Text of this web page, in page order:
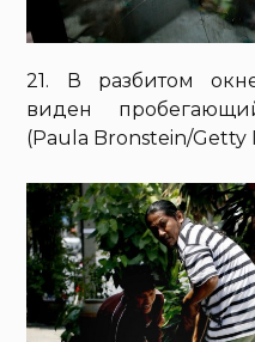
21. В разбитом
виден
(Paula Bronstein/Getty